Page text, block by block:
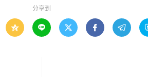
分享到
    